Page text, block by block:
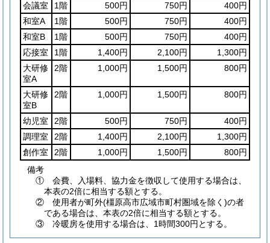
会議室 1階 500円 750円
400円
和室A
1階 500円 750円
400円
和室B
1階 500円 750円
400円
応接室
1階 1,400円 2,100円
1,300円
大研修
室A
2階 1,000円 1,500円 800円
大研修
室B
2階 1,000円 1,500円 800円
幼児室 2階 500円 750円
400円
調理室
2階 1,400円 2,100円
1,300円
創作室
2階 1,000円 1,500円
800円
備考
① 会費、入場料、協力金を徴収して使用する場合は、
本表の2倍に相当する額とする。
② 使用者が町外(橿原高市広域市町村圏域を除く)の者
である場合は、本表の2倍に相当する額とする。
③ 冷暖房を使用する場合は、1時間300円とする。